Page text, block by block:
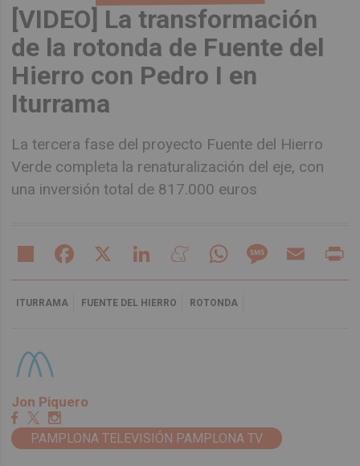
[VIDEO] La transformación
de la rotonda de Fuente del
Hierro con Pedro I en
Iturrama
La tercera fase del proyecto Fuente del Hierro
Verde completa la renaturalización del eje, con
una inversión total de 817.000 euros
Share Facebook LinkedIn MeneameWhatsAppMessageEmail
ITURRAMA FUENTE DEL HIERRO ROTONDA
Jon Piquero
PAMPLONA TELEVISIÓN PAMPLONA TV